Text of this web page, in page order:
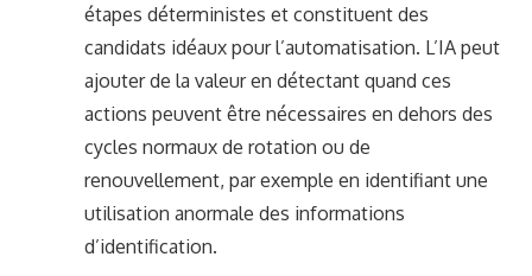
étapes déterministes et constituent des
candidats idéaux pour l’automatisation. L’IA peut
ajouter de la valeur en détectant quand ces
actions peuvent être nécessaires en dehors des
cycles normaux de rotation ou de
renouvellement, par exemple en identifiant une
utilisation anormale des informations
d’identification.